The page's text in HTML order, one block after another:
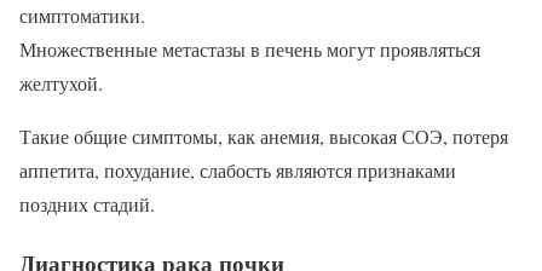
симптоматики.
Множественные метастазы в печень могут проявляться
желтухой.
Такие общие симптомы, как анемия, высокая СОЭ, потеря
аппетита, похудание, слабость являются признаками
поздних стадий.
Диагностика рака почки